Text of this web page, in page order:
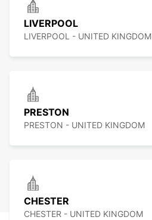
LIVERPOOL
LIVERPOOL - UNITED KINGDOM
PRESTON
PRESTON - UNITED KINGDOM
CHESTER
CHESTER - UNITED KINGDOM